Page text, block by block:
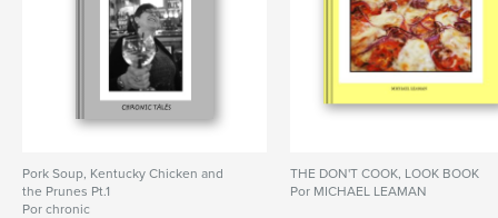
Pork Soup, Kentucky Chicken and
the Prunes Pt.1
Por chronic
THE DON'T COOK, LOOK BOOK
Por MICHAEL LEAMAN